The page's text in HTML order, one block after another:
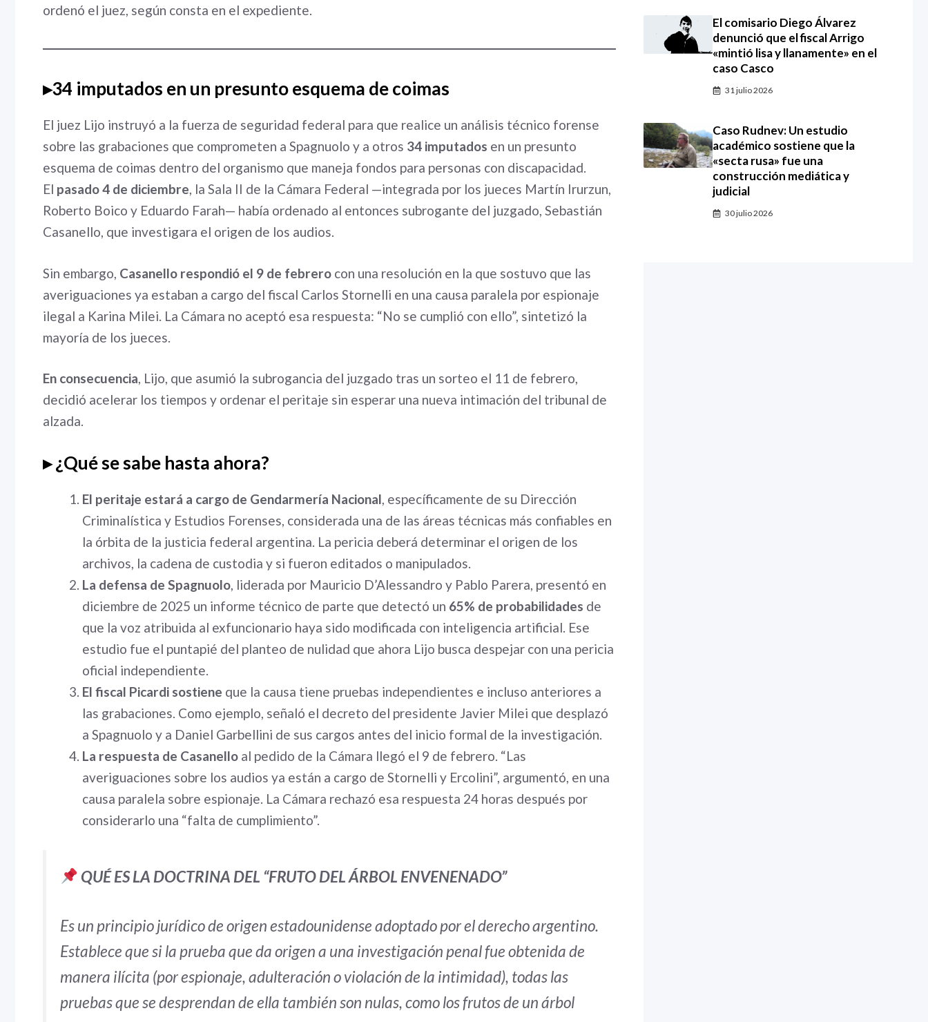
ordenó el juez, según consta en el expediente.
▸34 imputados en un presunto esquema de coimas
El juez Lijo instruyó a la fuerza de seguridad federal para que realice un análisis técnico forense
sobre las grabaciones que comprometen a Spagnuolo y a otros 34 imputados en un presunto
esquema de coimas dentro del organismo que maneja fondos para personas con discapacidad.
El pasado 4 de diciembre, la Sala II de la Cámara Federal —integrada por los jueces Martín Irurzun,
Roberto Boico y Eduardo Farah— había ordenado al entonces subrogante del juzgado, Sebastián
Casanello, que investigara el origen de los audios.
Sin embargo, Casanello respondió el 9 de febrero con una resolución en la que sostuvo que las
averiguaciones ya estaban a cargo del fiscal Carlos Stornelli en una causa paralela por espionaje
ilegal a Karina Milei. La Cámara no aceptó esa respuesta: “No se cumplió con ello”, sintetizó la
mayoría de los jueces.
En consecuencia, Lijo, que asumió la subrogancia del juzgado tras un sorteo el 11 de febrero,
decidió acelerar los tiempos y ordenar el peritaje sin esperar una nueva intimación del tribunal de
alzada.
▸ ¿Qué se sabe hasta ahora?
El peritaje estará a cargo de Gendarmería Nacional , específicamente de su Dirección
Criminalística y Estudios Forenses, considerada una de las áreas técnicas más confiables en
la órbita de la justicia federal argentina. La pericia deberá determinar el origen de los
archivos, la cadena de custodia y si fueron editados o manipulados.
La defensa de Spagnuolo , liderada por Mauricio D’Alessandro y Pablo Parera, presentó en
diciembre de 2025 un informe técnico de parte que detectó un 65% de probabilidades de
que la voz atribuida al exfuncionario haya sido modificada con inteligencia artificial. Ese
estudio fue el puntapié del planteo de nulidad que ahora Lijo busca despejar con una pericia
oficial independiente.
El fiscal Picardi sostiene que la causa tiene pruebas independientes e incluso anteriores a
las grabaciones. Como ejemplo, señaló el decreto del presidente Javier Milei que desplazó
a Spagnuolo y a Daniel Garbellini de sus cargos antes del inicio formal de la investigación.
La respuesta de Casanello al pedido de la Cámara llegó el 9 de febrero. “Las
averiguaciones sobre los audios ya están a cargo de Stornelli y Ercolini”, argumentó, en una
causa paralela sobre espionaje. La Cámara rechazó esa respuesta 24 horas después por
considerarlo una “falta de cumplimiento”.
QUÉ ES LA DOCTRINA DEL “FRUTO DEL ÁRBOL ENVENENADO”
Es un principio jurídico de origen estadounidense adoptado por el derecho argentino.
Establece que si la prueba que da origen a una investigación penal fue obtenida de
manera ilícita (por espionaje, adulteración o violación de la intimidad), todas las
pruebas que se desprendan de ella también son nulas, como los frutos de un árbol
El comisario Diego Álvarez
denunció que el fiscal Arrigo
«mintió lisa y llanamente» en el
caso Casco
31 julio 2026
Caso Rudnev: Un estudio
académico sostiene que la
«secta rusa» fue una
construcción mediática y
judicial
30 julio 2026